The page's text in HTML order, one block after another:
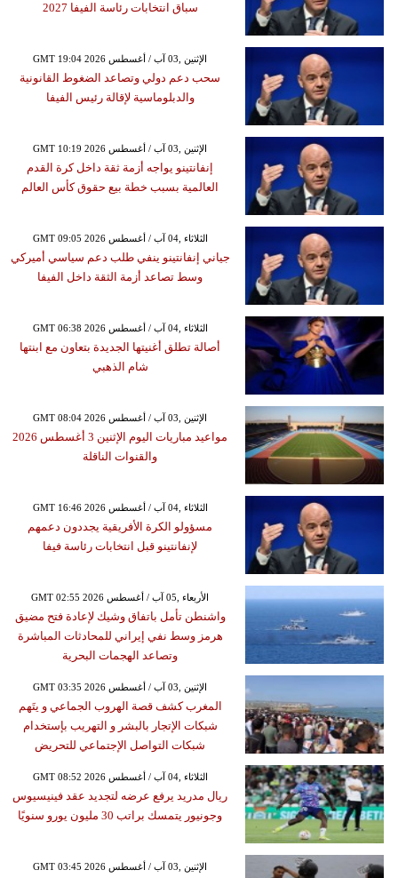
سباق انتخابات رئاسة الفيفا 2027
GMT 19:04 2026 الإثنين ,03 آب / أغسطس
سحب دعم دولي وتصاعد الضغوط القانونية
والدبلوماسية لإقالة رئيس الفيفا
GMT 10:19 2026 الإثنين ,03 آب / أغسطس
إنفانتينو يواجه أزمة ثقة داخل كرة القدم
العالمية بسبب خطة بيع حقوق كأس العالم
GMT 09:05 2026 الثلاثاء ,04 آب / أغسطس
جياني إنفانتينو ينفي طلب دعم سياسي أميركي
وسط تصاعد أزمة الثقة داخل الفيفا
GMT 06:38 2026 الثلاثاء ,04 آب / أغسطس
أصالة تطلق أغنيتها الجديدة بتعاون مع ابنتها
شام الذهبي
GMT 08:04 2026 الإثنين ,03 آب / أغسطس
مواعيد مباريات اليوم الإثنين 3 أغسطس 2026
والقنوات الناقلة
GMT 16:46 2026 الثلاثاء ,04 آب / أغسطس
مسؤولو الكرة الأفريقية يجددون دعمهم
لإنفانتينو قبل انتخابات رئاسة فيفا
GMT 02:55 2026 الأربعاء ,05 آب / أغسطس
واشنطن تأمل باتفاق وشيك لإعادة فتح مضيق
هرمز وسط نفي إيراني للمحادثات المباشرة
وتصاعد الهجمات البحرية
GMT 03:35 2026 الإثنين ,03 آب / أغسطس
المغرب كشف قصة الهروب الجماعي و يتَهم
شبكات الإتجار بالبشر و التهريب بإستخدام
شبكات التواصل الإجتماعي للتحريض
GMT 08:52 2026 الثلاثاء ,04 آب / أغسطس
ريال مدريد يرفع عرضه لتجديد عقد فينيسيوس
وجونيور يتمسك براتب 30 مليون يورو سنويًا
GMT 03:45 2026 الإثنين ,03 آب / أغسطس